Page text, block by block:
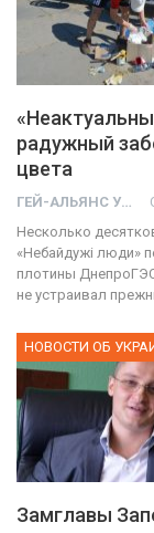
радужный
цвета
ГЕЙ-АЛЬЯНС УКРАИНА
Несколько
«Небайдужі люди»
плотины
не устраивал
Замглавы